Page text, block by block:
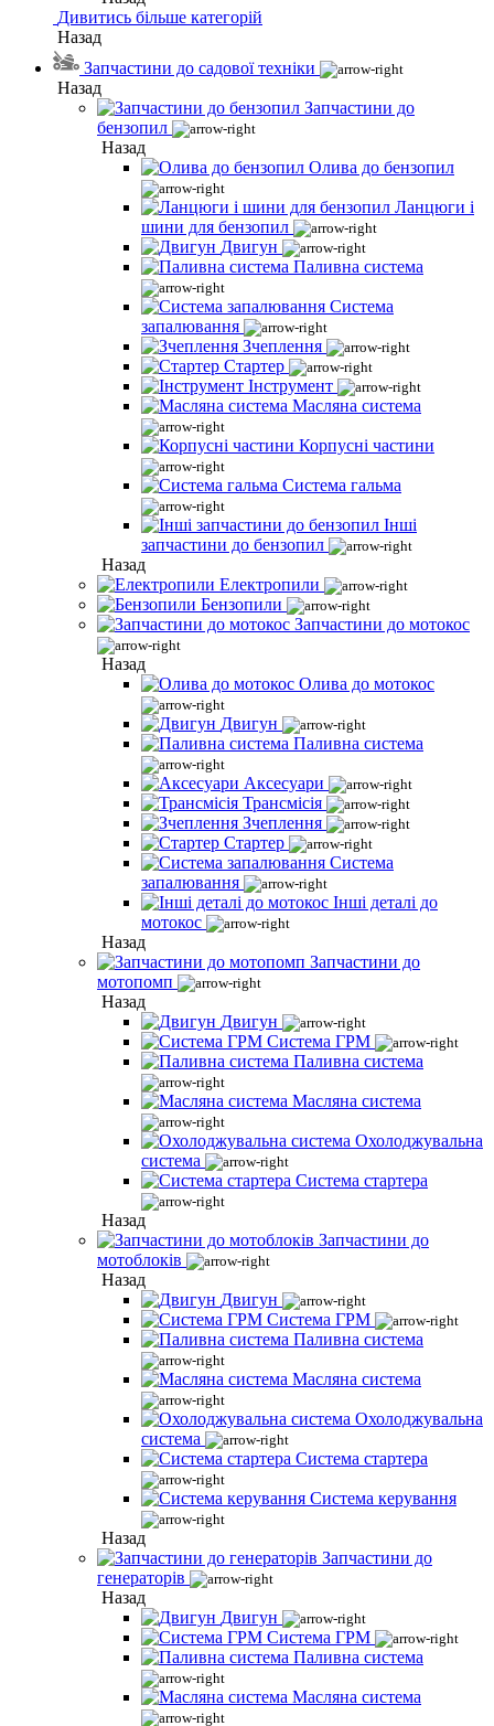
Дивитись більше категорій
Назад
Запчастини до садової техніки
Назад
Запчастини до
бензопил
Назад
Олива до бензопил
Ланцюги і
шини для бензопил
Двигун
Паливна система
Система
запалювання
Зчеплення
Стартер
Інструмент
Масляна система
Корпусні частини
Система гальма
Інші
запчастини до бензопил
Назад
Електропили
Бензопили
Запчастини до мотокос
Назад
Олива до мотокос
Двигун
Паливна система
Аксесуари
Трансмісія
Зчеплення
Стартер
Система
запалювання
Інші деталі до
мотокос
Назад
Запчастини до
мотопомп
Назад
Двигун
Система ГРМ
Паливна система
Масляна система
Охолоджувальна
система
Система стартера
Назад
Запчастини до
мотоблоків
Назад
Двигун
Система ГРМ
Паливна система
Масляна система
Охолоджувальна
система
Система стартера
Система керування
Назад
Запчастини до
генераторів
Назад
Двигун
Система ГРМ
Паливна система
Масляна система